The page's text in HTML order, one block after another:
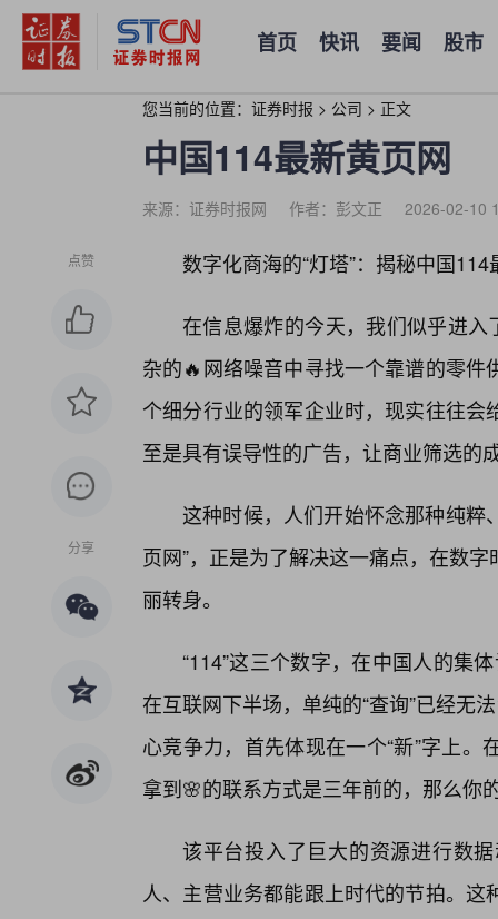
首页 快讯 要闻 股市
您当前的位置： 证券时报 > 公司 > 正文
中国114最新黄页网
来源：证券时报网 作者：彭文正 2026-02-10
点赞
分享
数字化商海的“灯塔”：揭秘中国
在信息爆炸的今天，我们似乎进入
杂的🔥网络噪音中寻找一个靠谱的零
个细分行业的领军企业时，现实往往
至是具有误导性的广告，让商业筛选的
这种时候，人们开始怀念那种纯粹
页网”，正是为了解决这一痛点，在数
丽转身。
“114”这三个数字，在中国人的集
在互联网下半场，单纯的“查询”已经无
心竞争力，首先体现在一个“新”字上
拿到🌸的联系方式是三年前的，那么你
该平台投入了巨大的资源进行数
人、主营业务都能跟上时代的节拍。